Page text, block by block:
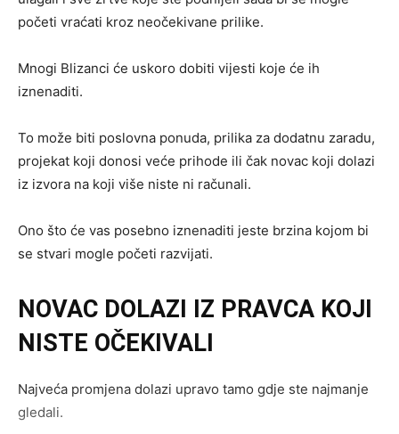
početi vraćati kroz neočekivane prilike.
Mnogi Blizanci će uskoro dobiti vijesti koje će ih
iznenaditi.
To može biti poslovna ponuda, prilika za dodatnu zaradu,
projekat koji donosi veće prihode ili čak novac koji dolazi
iz izvora na koji više niste ni računali.
Ono što će vas posebno iznenaditi jeste brzina kojom bi
se stvari mogle početi razvijati.
NOVAC DOLAZI IZ PRAVCA KOJI
NISTE OČEKIVALI
Najveća promjena dolazi upravo tamo gdje ste najmanje
gledali.